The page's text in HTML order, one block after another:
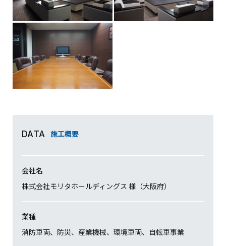
DATA 施工概要
会社名
株式会社モリタホールディングス 様（大阪府）
業種
消防車両、防災、産業機械、環境車両、自転車事業